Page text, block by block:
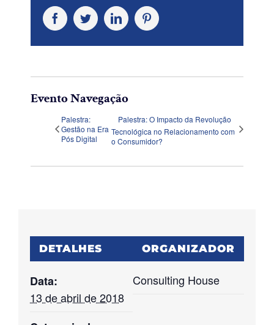
FacebookTwitterLinkedInPinterest
Evento Navegação
Palestra:
Gestão na Era
Pós Digital
Palestra: O Impacto da Revolução
Tecnológica no Relacionamento com
o Consumidor?
DETALHES
Data:
13 de abril de 2018
ORGANIZADOR
Consulting House